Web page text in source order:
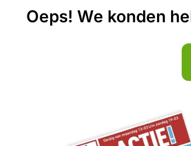
Oeps! We konden